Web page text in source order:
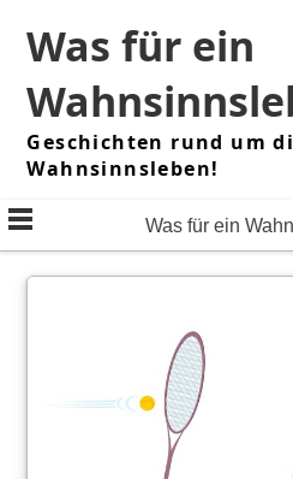
content
Was für ein
Geschichten rund um
Wahnsinnsleben!
Was für ein